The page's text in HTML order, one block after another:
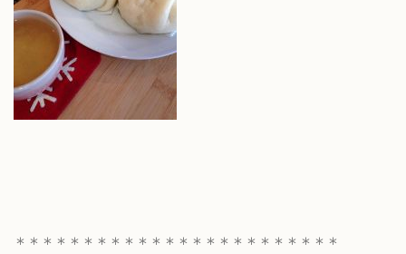
＊＊＊＊＊＊＊＊＊＊＊＊＊＊＊＊＊＊＊＊＊＊＊＊